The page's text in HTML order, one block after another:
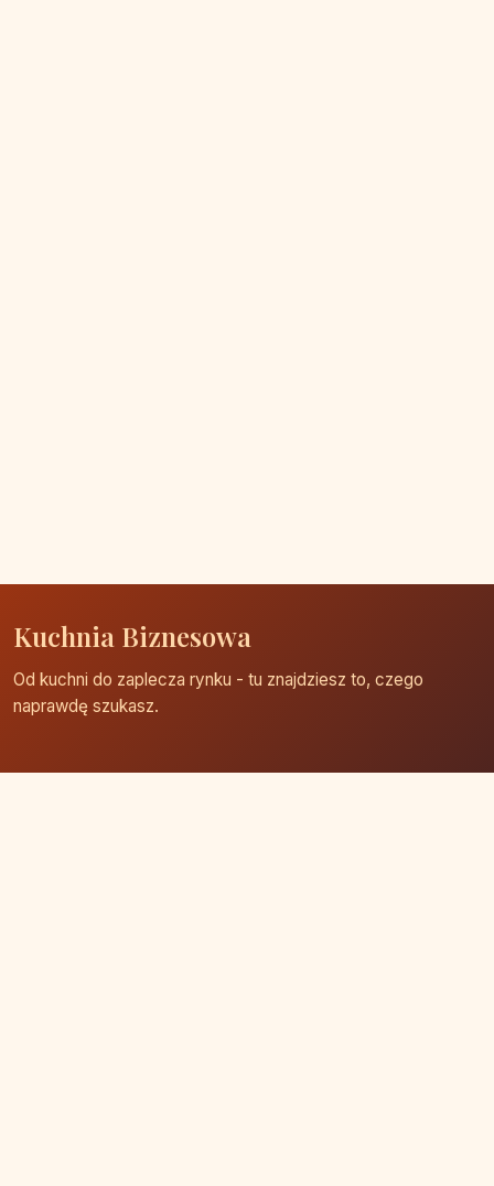
Kuchnia Biznesowa
Od kuchni do zaplecza rynku - tu znajdziesz to, czego
naprawdę szukasz.